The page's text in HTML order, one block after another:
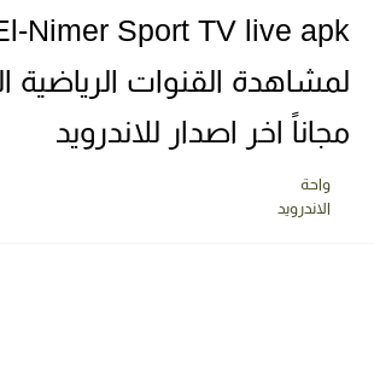
Nimer Sport TV live apk
لمشاهدة القنوات الرياضية
مجاناً اخر اصدار للاندرويد
واحة
الاندرويد